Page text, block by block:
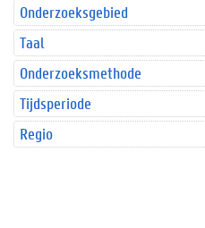
Onderzoeksgebied
Taal
Onderzoeksmethode
Tijdsperiode
Regio